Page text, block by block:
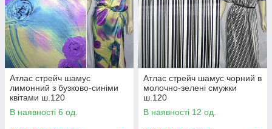
Атлас стрейч шамус
лимонний з бузково-синіми
квітами ш.120
В наявності 6 од.
Атлас стрейч шамус чорний в
молочно-зелені смужки
ш.120
В наявності 12 од.